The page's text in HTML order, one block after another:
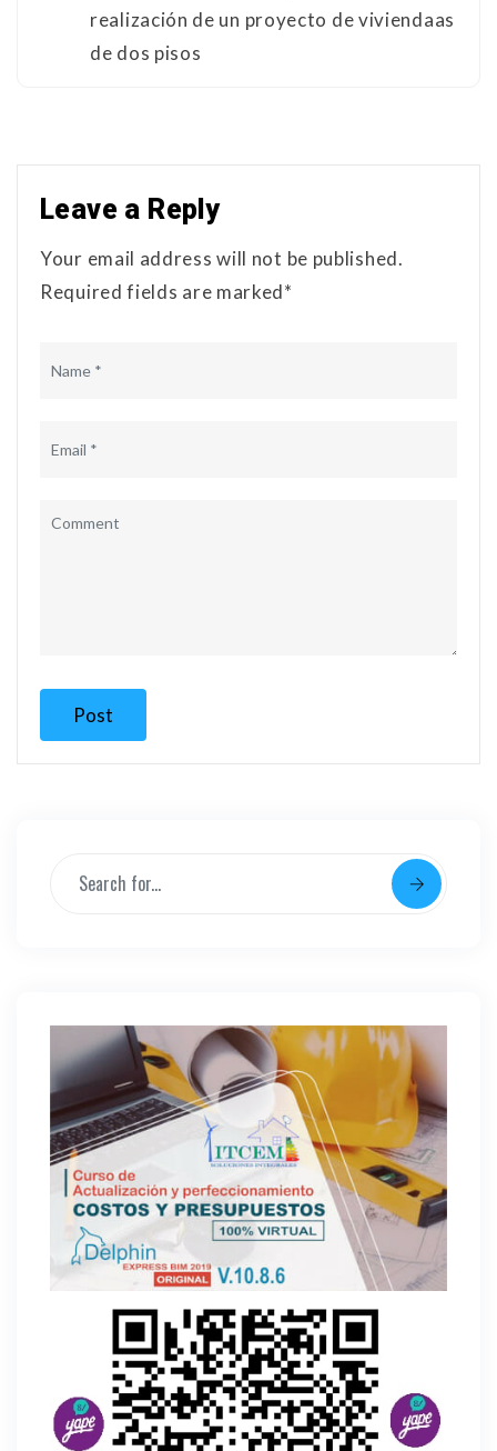
realización de un proyecto de viviendaas
de dos pisos
Leave a Reply
Your email address will not be published.
Required fields are marked*